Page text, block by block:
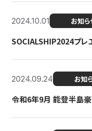
2024.10.01 お知ら
SOCIALSHIP2024プレ
2024.09.24 お知
令和6年9月 能登半島